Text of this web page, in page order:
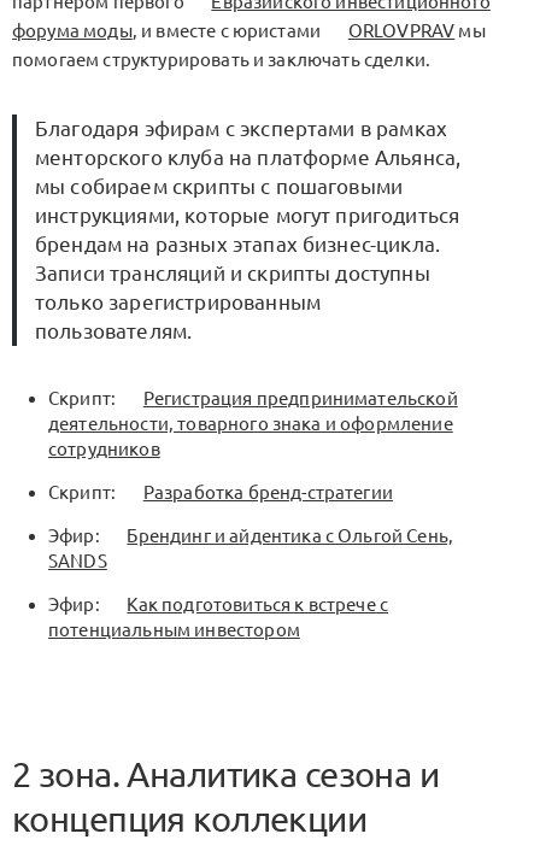
форума моды, и вместе с юристами ORLOVPRAV мы
помогаем структурировать и заключать сделки.
Благодаря эфирам с экспертами в рамках
менторского клуба на платформе Альянса,
мы собираем скрипты с пошаговыми
инструкциями, которые могут пригодиться
брендам на разных этапах бизнес-цикла.
Записи трансляций и скрипты доступны
только зарегистрированным
пользователям.
Скрипт:
Регистрация предпринимательской
деятельности, товарного знака и оформление
сотрудников
Скрипт: Разработка бренд-стратегии
Эфир:
Брендинг и айдентика с Ольгой Сень,
SANDS
Эфир:
Как подготовиться к встрече с
потенциальным инвестором
2 зона. Аналитика сезона и
концепция коллекции